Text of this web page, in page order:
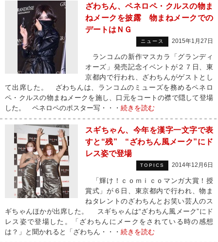
ざわちん、ペネロペ・クルスの物ま
ねメークを披露 物まねメークでの
デートはＮＧ
ニュース 2015年1月27日
ランコムの新作マスカラ「グランディ
オーズ」発売記念イベントが２７日、東
京都内で行われ、ざわちんがゲストとし
て出席した。 ざわちんは、ランコムのミューズを務めるペネロ
ペ・クルスの物まねメークを施し、口元をコートの襟で隠して登場
した。 ペネロペのポスター写・・・ 続きを読む
スギちゃん、今年を漢字一文字で表
すと“残” “ざわちん風メーク”にド
レス姿で登場
TOPICS 2014年12月6日
「輝け！ｃｏｍｉｃｏマンガ大賞！授
賞式」が６日、東京都内で行われ、物ま
ねタレントのざわちんとお笑い芸人のス
ギちゃんほかが出席した。 スギちゃんは“ざわちん風メーク”にド
レス姿で登場した。「ざわちんにメークをされている時の感想
は？」と聞かれると「ざわちん・・・ 続きを読む